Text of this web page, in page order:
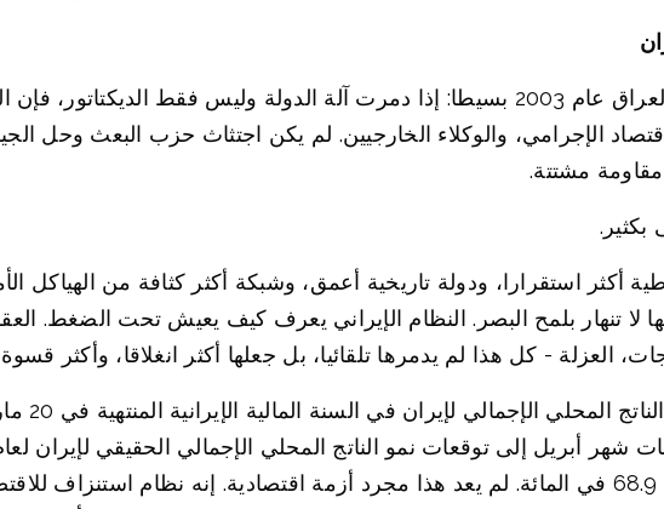
كان الدرس الرئيسي من العراق عام 2003 بسيطا: إذا دمرت آلة الدولة وليس فقط
الإجرامي، والوكلاء الخارجيين. لم يكن اجتثاث حزب البعث وحل
مقاومة مشتتة.
بكثير.
أكثر استقرارا، ودولة تاريخية أعمق، وشبكة أكثر كثافة من الهياكل
لا تنهار بلمح البصر. النظام الإيراني يعرف كيف يعيش تحت الضغط.
العزلة - كل هذا لم يدمرها تلقائيا، بل جعلها أكثر انغلاقا، وأكثر
أسعار المستهلكين بحوالي 68.9 في المائة. لم يعد هذا مجرد أزمة اقتصادية. إنه